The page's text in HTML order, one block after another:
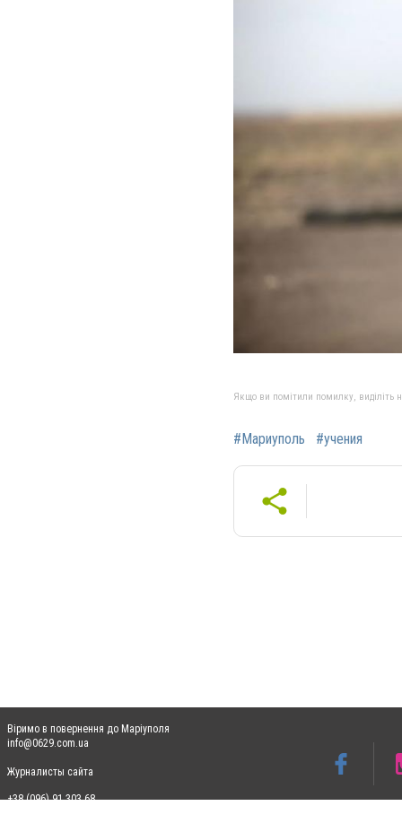
Якщо ви помітили помилку, виділіть
#Мариуполь #учения
Віримо в повернення до Маріуполя
info@0629.com.ua
Журналисты сайта
+38 (096) 91 303 68